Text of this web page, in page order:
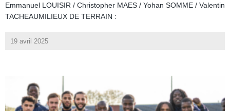
Emmanuel LOUISIR / Christopher MAES / Yohan SOMME / Valentin
TACHEAUMILIEUX DE TERRAIN :
19 avril 2025